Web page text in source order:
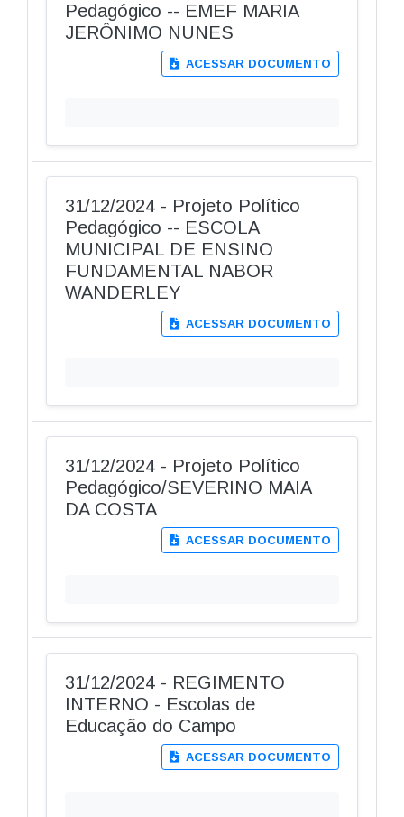
Pedagógico -- EMEF MARIA
JERÔNIMO NUNES
ACESSAR DOCUMENTO
31/12/2024 - Projeto Político
Pedagógico -- ESCOLA
MUNICIPAL DE ENSINO
FUNDAMENTAL NABOR
WANDERLEY
ACESSAR DOCUMENTO
31/12/2024 - Projeto Político
Pedagógico/SEVERINO MAIA
DA COSTA
ACESSAR DOCUMENTO
31/12/2024 - REGIMENTO
INTERNO - Escolas de
Educação do Campo
ACESSAR DOCUMENTO